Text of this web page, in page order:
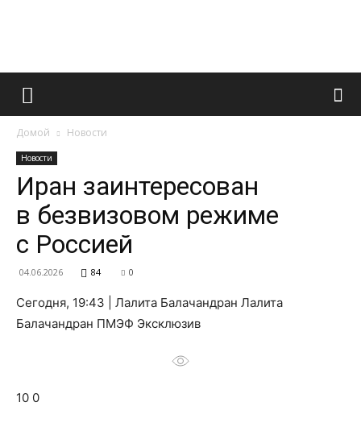
Французский
о
Домой Новости
Новости
Иран заинтересован
в безвизовом режиме
с Россией
04.06.2026 84 0
Сегодня, 19:43 | Лалита Балачандран Лалита
Балачандран ПМЭФ Эксклюзив
10 0